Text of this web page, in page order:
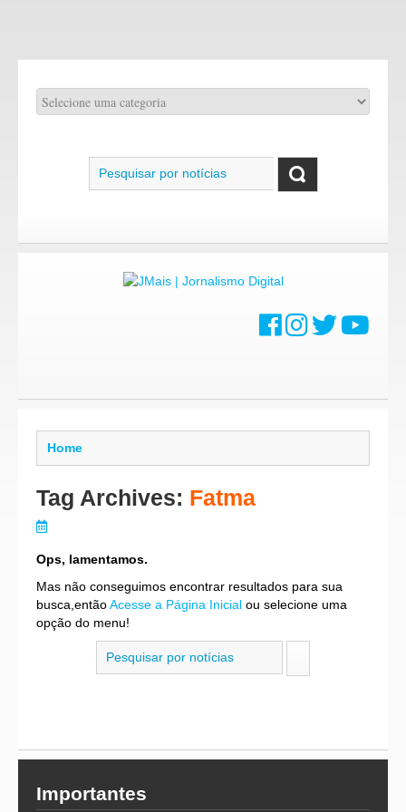
Home
Tag Archives: Fatma
Ops, lamentamos.
Mas não conseguimos encontrar resultados para sua
busca,entãoAcesse a Página Inicial ou selecione uma
opção do menu!
Importantes